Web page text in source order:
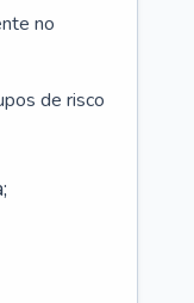
no
de risco